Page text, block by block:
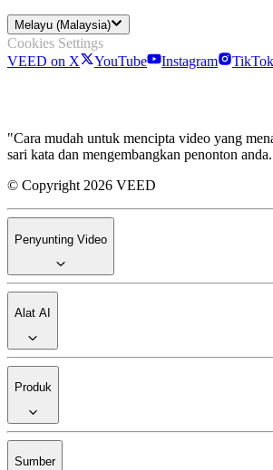
Melayu (Malaysia)
Cookies Settings
VEED on X
YouTube Instagram TikTok
"Cara mudah untuk mencipta video yang
sari kata dan mengembangkan penonton
© Copyright 2026 VEED
Penyunting Video
Alat AI
Produk
Sumber